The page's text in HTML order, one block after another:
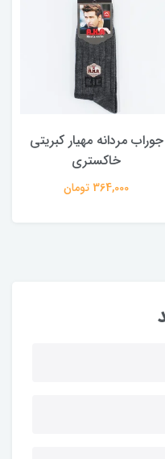
جوراب مردانه مهیار کبریتی
خاکستری
364,000 تومان